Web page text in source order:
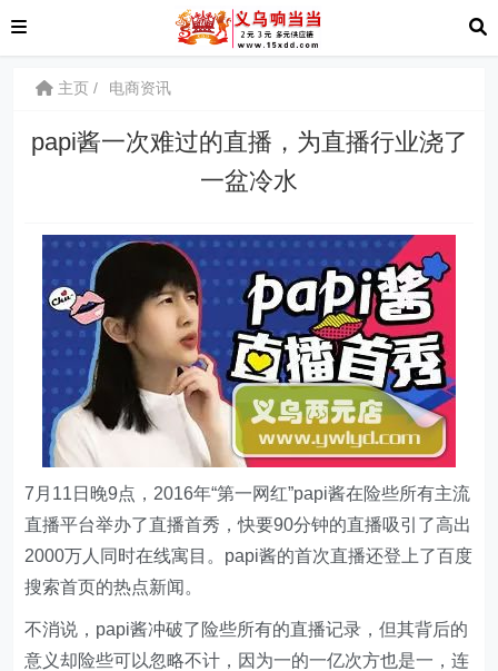
主页 电商资讯
papi酱一次难过的直播，为直播行业浇了
一盆冷水
7月11日晚9点，2016年“第一网红”papi酱在险些所有主流
直播平台举办了直播首秀，快要90分钟的直播吸引了高出
2000万人同时在线寓目。papi酱的首次直播还登上了百度
搜索首页的热点新闻。
不消说，papi酱冲破了险些所有的直播记录，但其背后的
意义却险些可以忽略不计，因为一的一亿次方也是一，连